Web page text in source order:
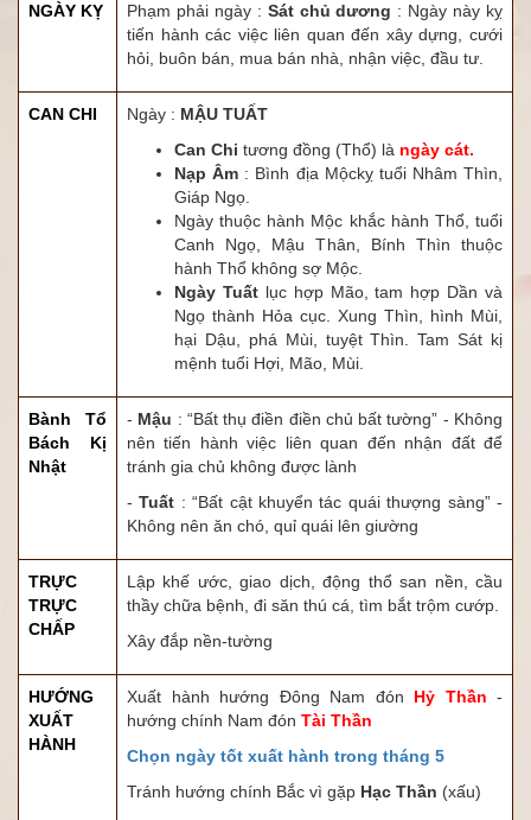
NGÀY KỴ Phạm phải ngày : Sát chủ dương : Ngày này kỵ
tiến hành các việc liên quan đến xây dựng, cưới
hỏi, buôn bán, mua bán nhà, nhận việc, đầu tư.
CAN CHI Ngày : MẬU TUẤT
Can Chi tương đồng (Thổ) là ngày cát.
Nạp Âm : Bình địa Mộckỵ tuổi Nhâm Thìn,
Giáp Ngọ.
Ngày thuộc hành Mộc khắc hành Thổ, tuổi
Canh Ngọ, Mậu Thân, Bính Thìn thuộc
hành Thổ không sợ Mộc.
Ngày Tuấtlục hợp Mão, tam hợp Dần và
Ngọ thành Hỏa cục. Xung Thìn, hình Mùi,
hại Dậu, phá Mùi, tuyệt Thìn. Tam Sát kị
mệnh tuổi Hợi, Mão, Mùi.
Bành Tổ
Bách Kị
Nhật
- Mậu : “Bất thụ điền điền chủ bất tường” - Không
nên tiến hành việc liên quan đến nhận đất để
tránh gia chủ không được lành
-Tuất : “Bất cật khuyển tác quái thượng sàng” -
Không nên ăn chó, quỉ quái lên giường
TRỰC
TRỰC
CHẤP
Lập khế ước, giao dịch, động thổ san nền, cầu
thầy chữa bệnh, đi săn thú cá, tìm bắt trộm cướp.
Xây đắp nền-tường
HƯỚNG
XUẤT
HÀNH
Xuất hành hướng Đông Nam đón Hỷ Thần -
hướng chính Nam đón Tài Thần
Chọn ngày tốt xuất hành trong tháng 5
Tránh hướng chính Bắc vì gặp Hạc Thần (xấu)